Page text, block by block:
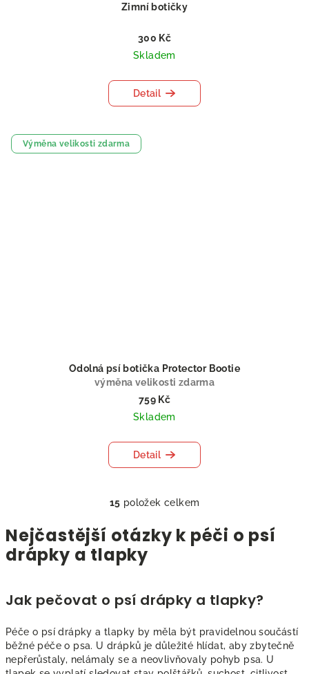
Zimní botičky
300 Kč
Skladem
Detail
Výměna velikosti zdarma
Odolná psí botička Protector Bootie
výměna velikosti zdarma
759 Kč
Skladem
Detail
O
v
l
a
c
p
r
v
15 položek celkem
Nejčastější otázky k péči o psí
drápky a tlapky
Jak pečovat o psí drápky a tlapky?
Péče o psí drápky a tlapky by měla být pravidelnou součástí
běžné péče o psa. U drápků je důležité hlídat, aby zbytečně
nepřerůstaly, nelámaly se a neovlivňovaly pohyb psa. U